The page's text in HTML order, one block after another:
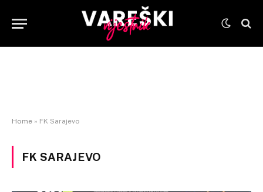
Home » FK Sarajevo
FK SARAJEVO